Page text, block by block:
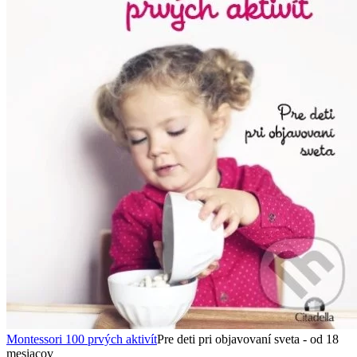
Montessori 100 prvých aktivítPre deti pri objavovaní sveta - od 18
mesiacov